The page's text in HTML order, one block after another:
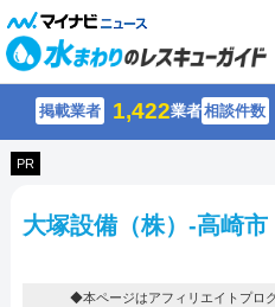
掲載業者 1,422業者相談件数
PR
大塚設備（株）-高崎市
◆本ページはアフィリエイトプロ